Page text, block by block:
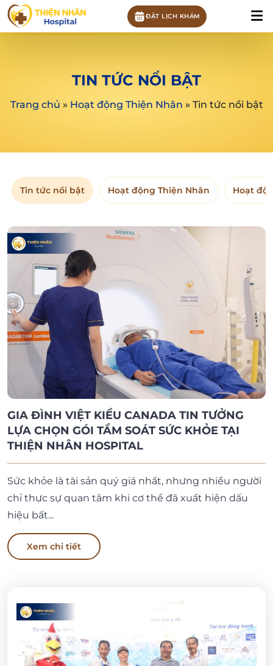
ĐẶT LỊCH KHÁM
TIN TỨC NỔI BẬT
Trang chủ » Hoạt động Thiện Nhân » Tin tức nổi bật
Tin tức nổi bật Hoạt động Thiện Nhân Hoạt
GIA ĐÌNH VIỆT KIỀU CANADA TIN TƯỞNG
LỰA CHỌN GÓI TẦM SOÁT SỨC KHỎE TẠI
THIỆN NHÂN HOSPITAL
Sức khỏe là tài sản quý giá nhất, nhưng nhiều người
chỉ thực sự quan tâm khi cơ thể đã xuất hiện dấu
hiệu bất...
Xem chi tiết